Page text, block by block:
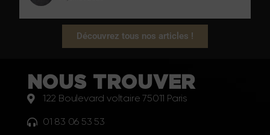
Découvrez tous nos articles !
NOUS TROUVER
122 Boulevard voltaire 75011 Paris
01 83 06 53 53